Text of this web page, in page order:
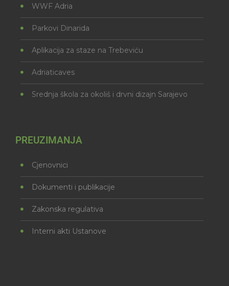
WWF Adria
Parkovi Dinarida
Aplikacija za staze na Trebeviću
Adriaticaves
Srednja škola za okoliš i drvni dizajn Sarajevo
PREUZIMANJA
Cjenovnici
Dokumenti i publikacije
Zakonska regulativa
Interni akti Ustanove